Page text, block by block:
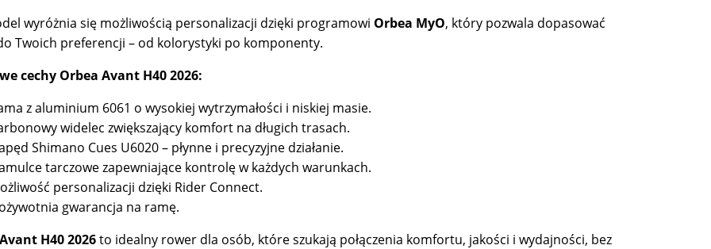
wyróżnia się możliwością personalizacji dzięki programowi Orbea MyO, który pozwala dopasować
Twoich preferencji – od kolorystyki po komponenty.
cechy Orbea Avant H40 2026:
z aluminium 6061 o wysokiej wytrzymałości i niskiej masie.
widelec zwiększający komfort na długich trasach.
Shimano Cues U6020 – płynne i precyzyjne działanie.
tarczowe zapewniające kontrolę w każdych warunkach.
personalizacji dzięki Rider Connect.
gwarancja na ramę.
H40 2026to idealny rower dla osób, które szukają połączenia komfortu, jakości i wydajności, bez